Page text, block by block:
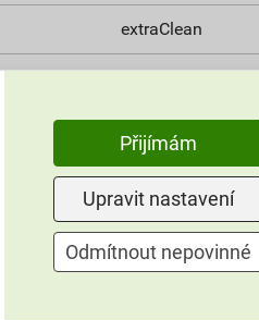
extraClean
0,8 W/mK
od +5°C do +25°C
25 kg
omítky
Přijímám
Upravit nastavení
Odmítnout nepovinné